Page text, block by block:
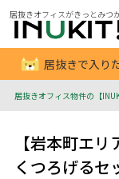
居抜きオフィスがきっとみつ
居抜きで入り
居抜きオフィス物件の【
【岩本町エ
くつろげるセ